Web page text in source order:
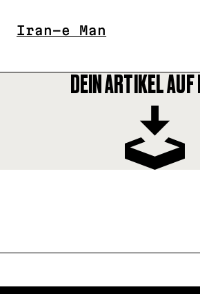
Iran-e Man
DEIN ARTIKEL